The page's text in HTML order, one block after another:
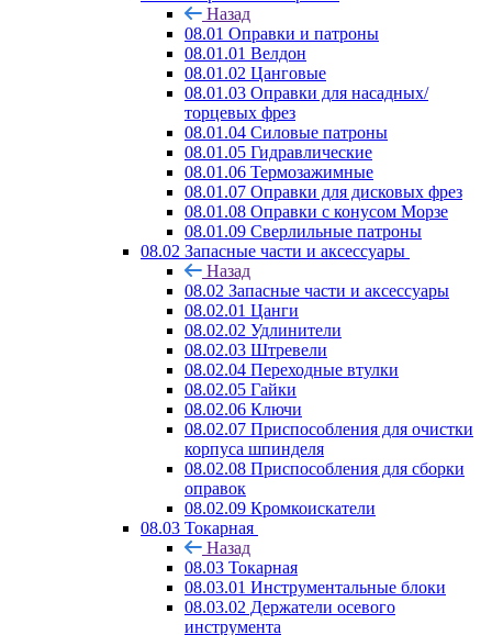
Назад
08.01 Оправки и патроны
08.01.01 Велдон
08.01.02 Цанговые
08.01.03 Оправки для насадных/
торцевых фрез
08.01.04 Силовые патроны
08.01.05 Гидравлические
08.01.06 Термозажимные
08.01.07 Оправки для дисковых фрез
08.01.08 Оправки с конусом Морзе
08.01.09 Сверлильные патроны
08.02 Запасные части и аксессуары
Назад
08.02 Запасные части и аксессуары
08.02.01 Цанги
08.02.02 Удлинители
08.02.03 Штревели
08.02.04 Переходные втулки
08.02.05 Гайки
08.02.06 Ключи
08.02.07 Приспособления для очистки
корпуса шпинделя
08.02.08 Приспособления для сборки
оправок
08.02.09 Кромкоискатели
08.03 Токарная
Назад
08.03 Токарная
08.03.01 Инструментальные блоки
08.03.02 Держатели осевого
инструмента